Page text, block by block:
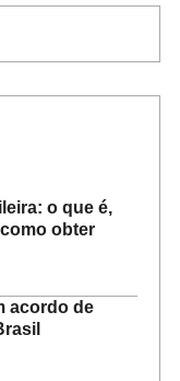
o que é,
obter
acordo de